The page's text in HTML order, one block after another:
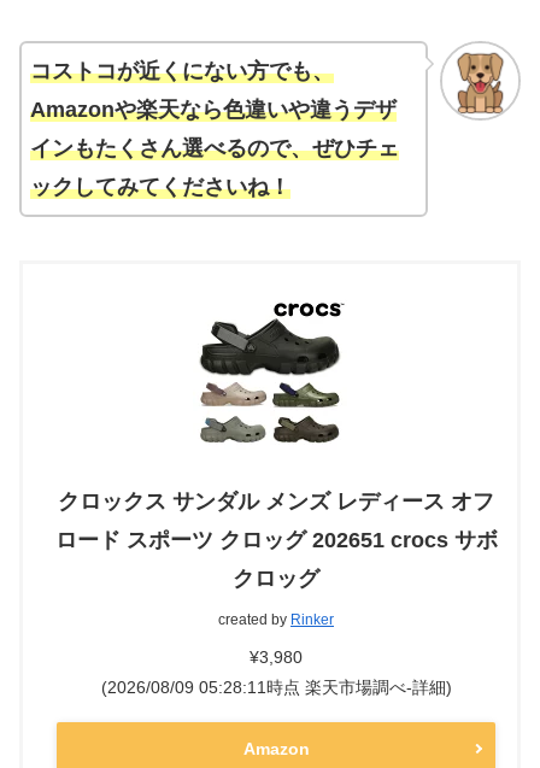
コストコが近くにない方でも、
Amazonや楽天なら色違いや違うデザ
インもたくさん選べるので、ぜひチェ
ックしてみてくださいね！
クロックス サンダル メンズ レディース オフ
ロード スポーツ クロッグ 202651 crocs サボ
クロッグ
created by Rinker
¥3,980
(2026/08/09 05:28:11時点 楽天市場調べ-詳細)
Amazon